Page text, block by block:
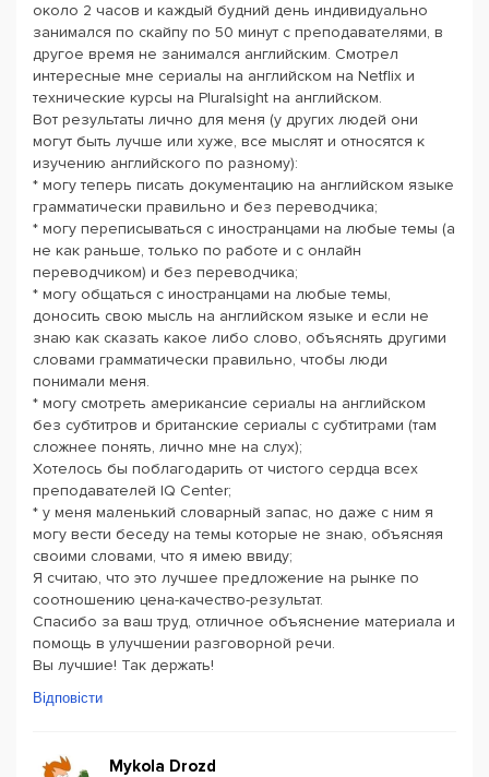
около 2 часов и каждый будний день индивидуально
занимался по скайпу по 50 минут с преподавателями, в
другое время не занимался английским. Смотрел
интересные мне сериалы на английском на Netflix и
технические курсы на Pluralsight на английском.
Вот результаты лично для меня (у других людей они
могут быть лучше или хуже, все мыслят и относятся к
изучению английского по разному):
* могу теперь писать документацию на английском языке
грамматически правильно и без переводчика;
* могу переписываться с иностранцами на любые темы (а
не как раньше, только по работе и с онлайн
переводчиком) и без переводчика;
* могу общаться с иностранцами на любые темы,
доносить свою мысль на английском языке и если не
знаю как сказать какое либо слово, объяснять другими
словами грамматически правильно, чтобы люди
понимали меня.
* могу смотреть американсие сериалы на английском
без субтитров и британские сериалы с субтитрами (там
сложнее понять, лично мне на слух);
Хотелось бы поблагодарить от чистого сердца всех
преподавателей IQ Center;
* у меня маленький словарный запас, но даже с ним я
могу вести беседу на темы которые не знаю, объясняя
своими словами, что я имею ввиду;
Я считаю, что это лучшее предложение на рынке по
соотношению цена-качество-результат.
Спасибо за ваш труд, отличное объяснение материала и
помощь в улучшении разговорной речи.
Вы лучшие! Так держать!
Відповісти
Mykola Drozd